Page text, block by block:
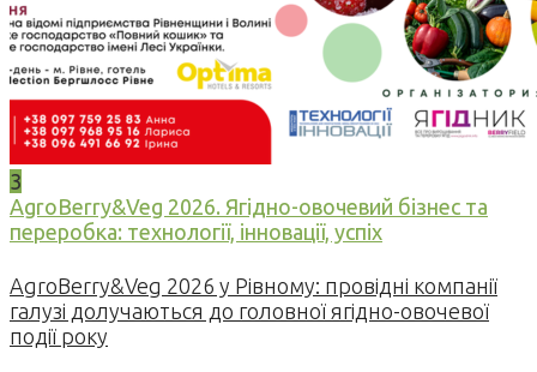
3
AgroBerry&Veg 2026. Ягідно-овочевий бізнес та
переробка: технології, інновації, успіх
AgroBerry&Veg 2026 у Рівному: провідні компанії
галузі долучаються до головної ягідно-овочевої
події року